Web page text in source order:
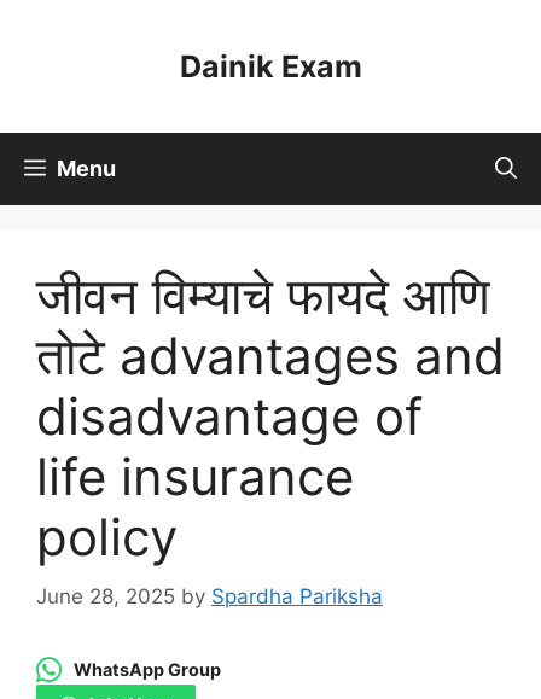
Dainik Exam
Menu
जीवन विम्याचे फायदे आणि
तोटे advantages and
disadvantage of
life insurance
policy
June 28, 2025 by Spardha Pariksha
WhatsApp Group